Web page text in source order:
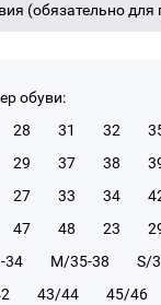
(обязательно для
обуви:
28 31 32
29 37 38
27 33 34
47 48 23
34
М/35-38 S/
43/44 45/46